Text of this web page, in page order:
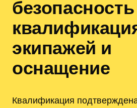
экипажей и
оснащение
Квалификация